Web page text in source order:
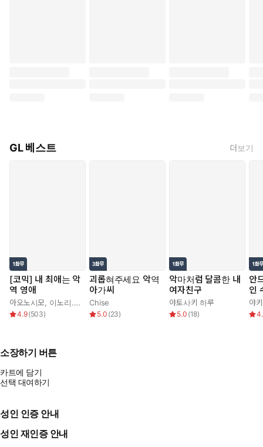
GL 베스트 더보기
[코믹] 내 최애는 악
역 영애
아오노시모 이노리.,정백송,하나가타
4.9(503)
괴롭혀주세요 악역
아가씨
Chise
5.0 (23)
악마처럼 달콤한 내
여자친구
야토사키 하루
5.0 (18)
안
인
요
야
소장하기 버튼
카트에 담기
선택 대여하기
성인 인증 안내
성인 재인증 안내